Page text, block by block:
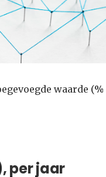
waarde
per jaar